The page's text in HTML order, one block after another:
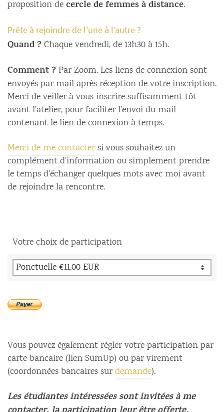
proposition decercle de femmes à distance.
Prête à rejoindre de l’une à l’autre ?
Quand ?Chaque vendredi, de 13h30 à 15h.
Comment ?Par Zoom. Les liens de connexion sont
envoyés par mail après réception de votre inscription.
Merci de veiller à vous inscrire suffisamment tôt
avant l’atelier, pour faciliter l’envoi du mail
contenant le lien de connexion à temps.
Merci de me contactersi vous souhaitez un
complément d’information ou simplement prendre
le temps d’échanger quelques mots avec moi avant
de rejoindre la rencontre.
Votre choix de participation
Vous pouvez également régler votre participation par
carte bancaire (lien SumUp) ou par virement
(coordonnées bancaires surdemande).
Les étudiantes intéressées sont invitées à me